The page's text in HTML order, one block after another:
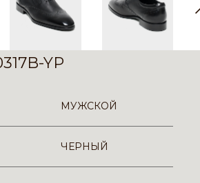
YP
МУЖСКОЙ
ЧЕРНЫЙ